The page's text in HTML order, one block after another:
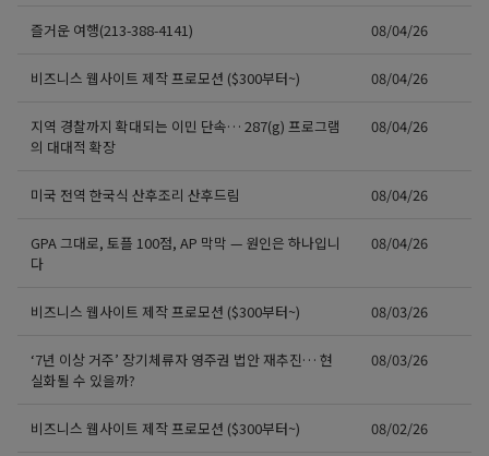
즐거운 여행(213-388-4141) 08/04/26
비즈니스 웹사이트 제작 프로모션 ($300부터~) 08/04/26
지역 경찰까지 확대되는 이민 단속… 287(g) 프로그램
의 대대적 확장
08/04/26
미국 전역 한국식 산후조리 산후드림 08/04/26
GPA 그대로, 토플 100점, AP 막막 — 원인은 하나입니
다
08/04/26
비즈니스 웹사이트 제작 프로모션 ($300부터~) 08/03/26
‘7년 이상 거주’ 장기체류자 영주권 법안 재추진… 현
실화될 수 있을까?
08/03/26
비즈니스 웹사이트 제작 프로모션 ($300부터~) 08/02/26